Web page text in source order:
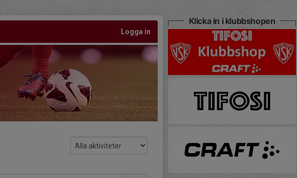
Logga in
Klicka in i klubbshopen